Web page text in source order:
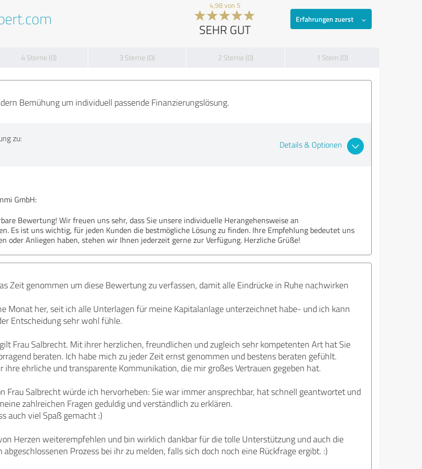
4,98 von 5
SEHR GUT
Erfahrungen zuerst
4 Sterne (0) 3 Sterne (0) 2 Sterne (0) 1 Stern (0)
Bemühung um individuell passende Finanzierungslösung.
zu:
Details & Optionen
GmbH:
Bewertung! Wir freuen uns sehr, dass Sie unsere individuelle Herangehensweise an
Es ist uns wichtig, für jeden Kunden die bestmögliche Lösung zu finden. Ihre Empfehlung bedeutet uns
oder Anliegen haben, stehen wir Ihnen jederzeit gerne zur Verfügung. Herzliche Grüße!
Zeit genommen um diese Bewertung zu verfassen, damit alle Eindrücke in Ruhe nachwirken
Monat her, seit ich alle Unterlagen für meine Kapitalanlage unterzeichnet habe- und ich kann
Entscheidung sehr wohl fühle.
Frau Salbrecht. Mit ihrer herzlichen, freundlichen und zugleich sehr kompetenten Art hat Sie
beraten. Ich habe mich zu jeder Zeit ernst genommen und bestens beraten gefühlt.
ihre ehrliche und transparente Kommunikation, die mir großes Vertrauen gegeben hat.
Frau Salbrecht würde ich hervorheben: Sie war immer ansprechbar, hat schnell geantwortet und
zahlreichen Fragen geduldig und verständlich zu erklären.
auch viel Spaß gemacht :)
Herzen weiterempfehlen und bin wirklich dankbar für die tolle Unterstützung und auch die
Prozess bei ihr zu melden, falls sich doch noch eine Rückfrage ergibt. :)